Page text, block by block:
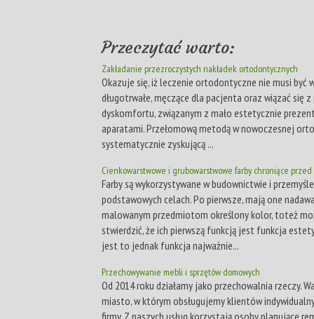
Przeczytać warto:
Zakładanie przezroczystych nakładek ortodontycznych
Okazuje się, iż leczenie ortodontyczne nie musi być
długotrwałe, męczące dla pacjenta oraz wiązać się
dyskomfortu, związanym z mało estetycznie
aparatami. Przełomową metodą w nowoczesnej
systematycznie zyskującą ...
Cienkowarstwowe i grubowarstwowe farby chroniące
Farby są wykorzystywane w budownictwie i
podstawowych celach. Po pierwsze, mają one
malowanym przedmiotom określony kolor, toteż
stwierdzić, że ich pierwszą funkcją jest funkcja
jest to jednak funkcja najważnie...
Przechowywanie mebli i sprzętów domowych
Od 2014 roku działamy jako przechowalnia rzeczy.
miasto, w którym obsługujemy klientów
firmy. Z naszych usług korzystają osoby planujące